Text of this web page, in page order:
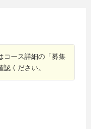
コース詳細の「募集
ください。